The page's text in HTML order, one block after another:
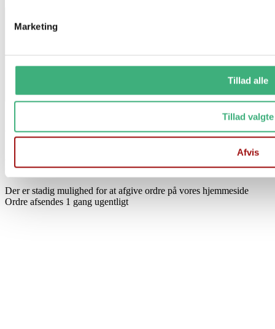
Marketing
Tillad alle
Tillad valgte
Afvis
Vi holder ferielukket i uge 29 og 30
Fra d. 17/7 til og med d. 1/8
Der er stadig mulighed for at afgive ordre på vores hjemmeside
Ordre afsendes 1 gang ugentligt